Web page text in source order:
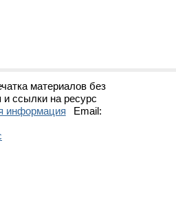
материалов без
и ссылки на ресурс
информация
Email: